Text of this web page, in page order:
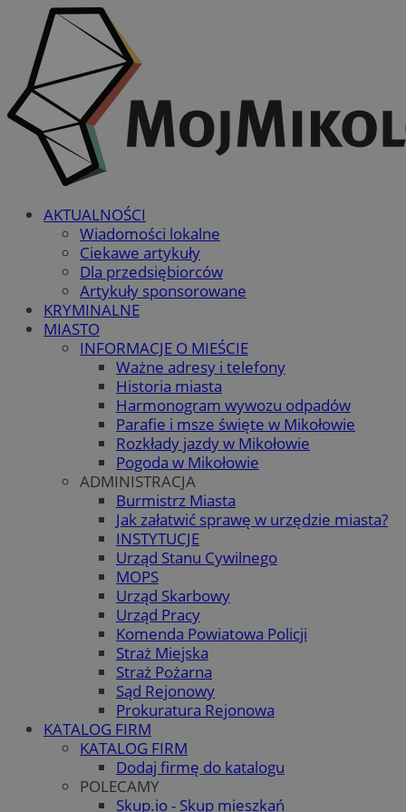
AKTUALNOŚCI
Wiadomości lokalne
Ciekawe artykuły
Dla przedsiębiorców
Artykuły sponsorowane
KRYMINALNE
MIASTO
INFORMACJE O MIEŚCIE
Ważne adresy i telefony
Historia miasta
Harmonogram wywozu odpadów
Parafie i msze święte w Mikołowie
Rozkłady jazdy w Mikołowie
Pogoda w Mikołowie
ADMINISTRACJA
Burmistrz Miasta
Jak załatwić sprawę w urzędzie miasta?
INSTYTUCJE
Urząd Stanu Cywilnego
MOPS
Urząd Skarbowy
Urząd Pracy
Komenda Powiatowa Policji
Straż Miejska
Straż Pożarna
Sąd Rejonowy
Prokuratura Rejonowa
KATALOG FIRM
KATALOG FIRM
Dodaj firmę do katalogu
POLECAMY
Skup.io - Skup mieszkań